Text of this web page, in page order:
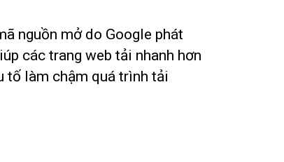
nguồn mở do Google phát
các trang web tải nhanh hơn
tố làm chậm quá trình tải